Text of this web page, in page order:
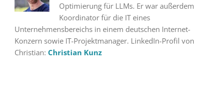
Optimierung für LLMs. Er war außerdem
Koordinator für die IT eines
Unternehmensbereichs in einem deutschen Internet-
Konzern sowie IT-Projektmanager. LinkedIn-Profil von
Christian: Christian Kunz